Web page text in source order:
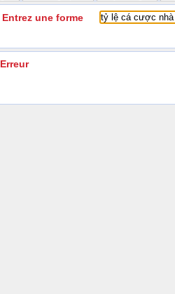
Entrez une forme
Erreur